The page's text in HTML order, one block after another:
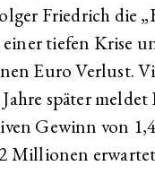
Friedrich die
einer tiefen Krise
Euro Verlust.
später
Gewinn von
Millionen